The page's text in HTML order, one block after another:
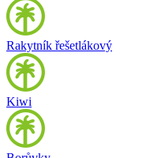
Rakytník řešetlákový
Kiwi